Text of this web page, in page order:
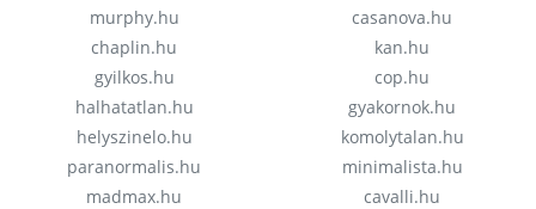
murphy.hu
chaplin.hu
gyilkos.hu
halhatatlan.hu
helyszinelo.hu
paranormalis.hu
madmax.hu
casanova.hu
kan.hu
cop.hu
gyakornok.hu
komolytalan.hu
minimalista.hu
cavalli.hu